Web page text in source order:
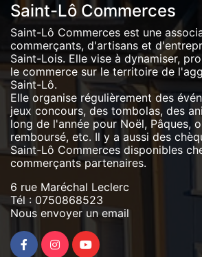
Saint-Lô Commerces
Saint-Lô Commerces est une
commerçants, d'artisans et
Saint-Lois. Elle vise à dynamiser,
le commerce sur le territoire de
Saint-Lô.
Elle organise régulièrement des
jeux concours, des tombolas, des
long de l'année pour Noël, Pâques,
remboursé, etc. Il y a aussi des
Saint-Lô Commerces disponibles
commerçants partenaires.
6 rue Maréchal Leclerc
Tél : 0750868523
Nous envoyer un email